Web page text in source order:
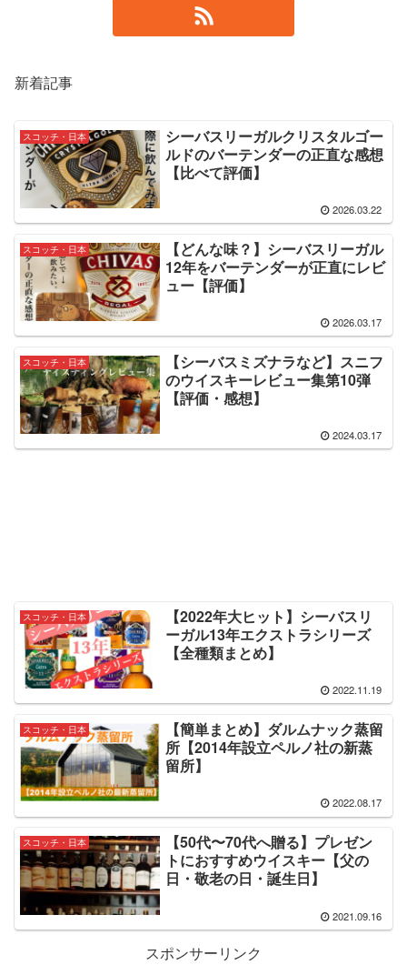
新着記事
スコッチ・日本
シーバスリーガルクリスタルゴー
ルドのバーテンダーの正直な感想
【比べて評価】
2026.03.22
スコッチ・日本
【どんな味？】シーバスリーガル
12年をバーテンダーが正直にレビ
ュー【評価】
2026.03.17
スコッチ・日本
【シーバスミズナラなど】スニフ
のウイスキーレビュー集第10弾
【評価・感想】
2024.03.17
スコッチ・日本
【2022年大ヒット】シーバスリ
ーガル13年エクストラシリーズ
【全種類まとめ】
2022.11.19
スコッチ・日本
【簡単まとめ】ダルムナック蒸留
所【2014年設立ペルノ社の新蒸
留所】
2022.08.17
スコッチ・日本
【50代〜70代へ贈る】プレゼン
トにおすすめウイスキー【父の
日・敬老の日・誕生日】
2021.09.16
スポンサーリンク